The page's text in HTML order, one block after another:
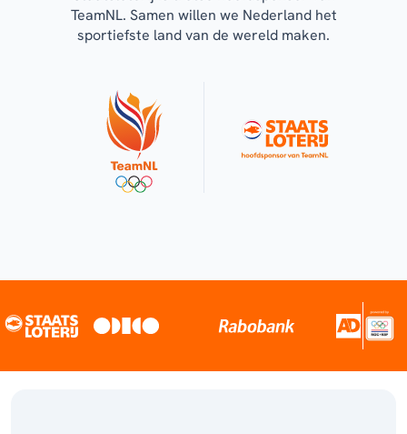
TeamNL. Samen willen we Nederland het
sportiefste land van de wereld maken.